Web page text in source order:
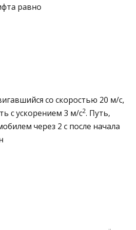
равно
со скоростью 20 м/с,
с ускорением 3 м/с2. Путь,
через 2 с после начала